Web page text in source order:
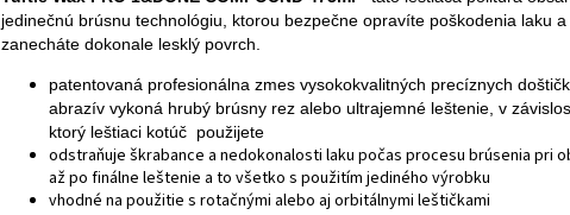
jedinečnú brúsnu technológiu, ktorou bezpečne opravíte poškodenia laku a
zanecháte dokonale lesklý povrch.
patentovaná profesionálna zmes vysokokvalitných precíznych
abrazív vykoná hrubý brúsny rez alebo ultrajemné leštenie, v
ktorý leštiaci kotúč použijete
odstraňuje škrabance a nedokonalosti laku počas procesu brúsenia pri
až po finálne leštenie a to všetko s použitím jediného výrobku
vhodné na použitie s rotačnými alebo aj orbitálnymi leštičkami